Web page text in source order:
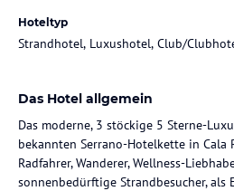
Hoteltyp
Strandhotel, Luxushotel, Club/
Das Hotel allgemein
Das moderne, 3 stöckige 5 Sterne-
bekannten Serrano-Hotelkette in Cala
Radfahrer, Wanderer, Wellness-
sonnenbedürftige Strandbesucher, als